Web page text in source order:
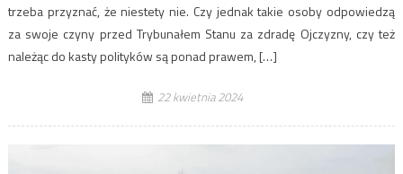
trzeba przyznać, że niestety nie. Czy jednak takie osoby odpowiedzą
za swoje czyny przed Trybunałem Stanu za zdradę Ojczyzny, czy też
należąc do kasty polityków są ponad prawem, […]
22 kwietnia 2024